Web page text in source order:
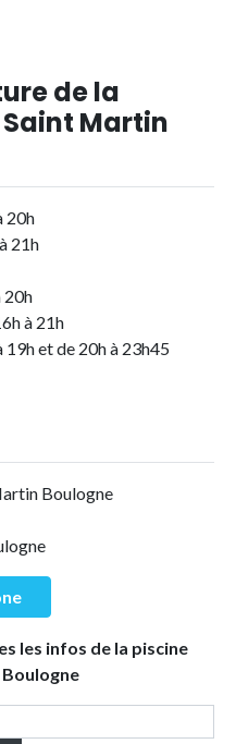
de la
Martin
20h
21h
20h
à 21h
19h et de 20h à 23h45
Boulogne
les infos de la piscine